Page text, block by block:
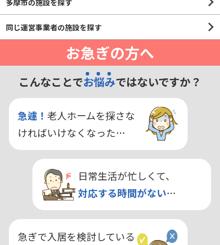
同じ運営事業者の施設を探す
お急ぎの方へ
こんなことでお悩みではないですか？
急遽！ 老人ホームを探さな
ければいけなくなった…
日常生活が忙しくて、
対応する時間がない…
急ぎで入居を検討している